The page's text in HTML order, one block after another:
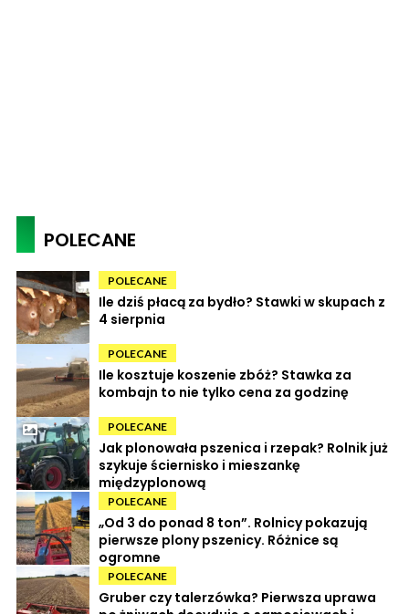
POLECANE
POLECANE
Ile dziś płacą za bydło? Stawki w skupach z
4 sierpnia
POLECANE
Ile kosztuje koszenie zbóż? Stawka za
kombajn to nie tylko cena za godzinę
POLECANE
Jak plonowała pszenica i rzepak? Rolnik już
szykuje ściernisko i mieszankę
międzyplonową
POLECANE
„Od 3 do ponad 8 ton”. Rolnicy pokazują
pierwsze plony pszenicy. Różnice są
ogromne
POLECANE
Gruber czy talerzówka? Pierwsza uprawa